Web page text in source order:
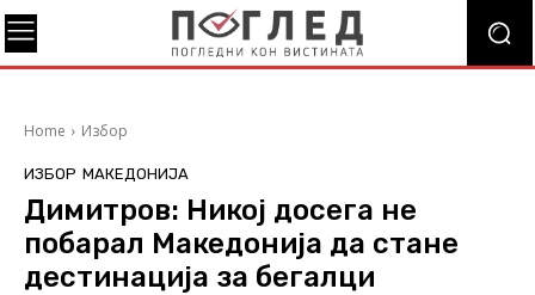
Home Избор
ИЗБОР МАКЕДОНИЈА
Димитров: Никој досега не
побарал Македонија да стане
дестинација за бегалци